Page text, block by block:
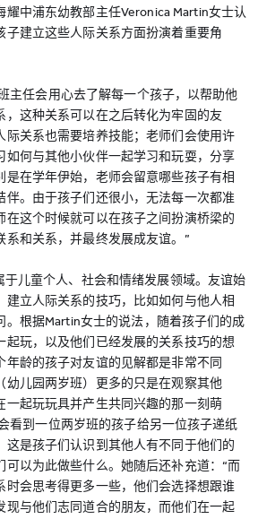
耀中浦东幼教部主任Veronica Martin女士认
子建立这些人际关系方面扮演着重要角
主任会用心去了解每一个孩子，以帮助他
，这种关系可以在之后转化为牢固的友
际关系也需要培养技能；老师们会使用许
如何与其他小伙伴一起学习和玩耍，分享
是在学年伊始，老师会留意哪些孩子有相
伴。由于孩子们还很小，无法每一次都准
在这个时候就可以在孩子之间扮演桥梁的
系和关系，并最终发展成友谊。”
于儿童个人、社会和情绪发展领域。友谊始
建立人际关系的技巧，比如如何与他人相
。根据Martin女士的说法，随着孩子们的成
起玩，以及他们已经发展的关系技巧的想
年龄的孩子对友谊的见解都是非常不同
幼儿园两岁班）更多的只是在观察其他
一起玩玩具并产生共同兴趣的那一刻萌
看到一位两岁班的孩子给另一位孩子递纸
这是孩子们认识到其他人有不同于他们的
可以为此做些什么。她随后还补充道：“而
时会思考得更多一些，他们会选择想跟谁
现与他们志同道合的朋友，而他们在一起